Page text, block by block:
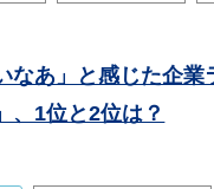
なあ」と感じた企
、1位と2位は？